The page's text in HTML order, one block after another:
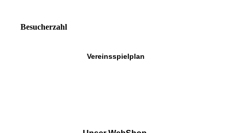
Besucherzahl
Vereinsspielplan